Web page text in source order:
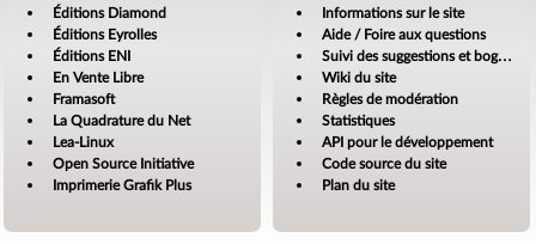
Éditions Diamond
Éditions Eyrolles
Éditions ENI
En Vente Libre
Framasoft
La Quadrature du Net
Lea-Linux
Open Source Initiative
Imprimerie Grafik Plus
Informations sur le site
Aide / Foire aux questions
Suivi des suggestions et bogues
Wiki du site
Règles de modération
Statistiques
API pour le développement
Code source du site
Plan du site